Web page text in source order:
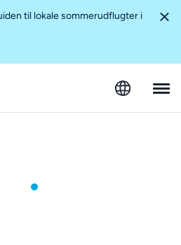
til lokale sommerudflugter i